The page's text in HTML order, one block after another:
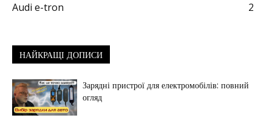
Audi e-tron
2
НАЙКРАЩІ ДОПИСИ
Зарядні пристрої для електромобілів: повний
огляд